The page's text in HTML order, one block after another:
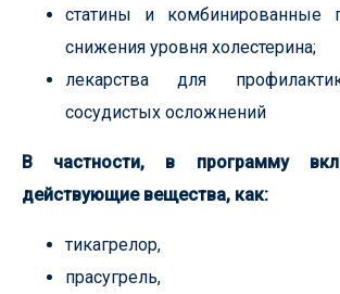
статины и комбинированные
снижения уровня холестерина;
лекарства для
сосудистых осложнений
В частности, в программу
действующие вещества, как:
тикагрелор,
прасугрель,